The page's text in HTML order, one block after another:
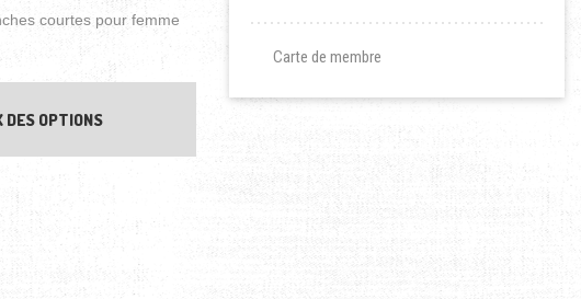
Les options peuvent être choisies sur la page du produit
courtes pour femme
DES OPTIONS
Ce produit a plusieurs variations. Les options peuvent être
Carte de membre